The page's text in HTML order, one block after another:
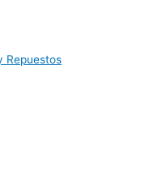
Repuestos